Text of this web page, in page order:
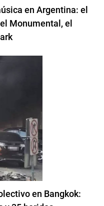
en Argentina: el
Monumental, el
en Bangkok: